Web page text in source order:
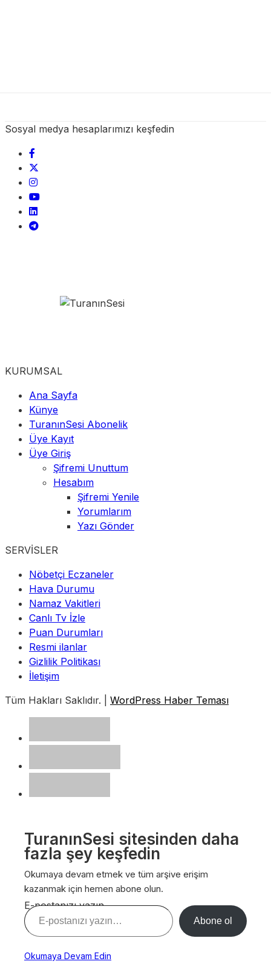
Sosyal medya hesaplarımızı keşfedin
KURUMSAL
Ana Sayfa
Künye
TuranınSesi Abonelik
Üye Kayıt
Üye Giriş
Şifremi Unuttum
Hesabım
Şifremi Yenile
Yorumlarım
Yazı Gönder
SERVİSLER
Nöbetçi Eczaneler
Hava Durumu
Namaz Vakitleri
Canlı Tv İzle
Puan Durumları
Resmi ilanlar
Gizlilik Politikası
İletişim
Tüm Hakları Saklıdır. | WordPress Haber Teması
TuranınSesi sitesinden daha
fazla şey keşfedin
Okumaya devam etmek ve tüm arşive erişim
kazanmak için hemen abone olun.
E-postanızı yazın…
Abone ol
Okumaya Devam Edin